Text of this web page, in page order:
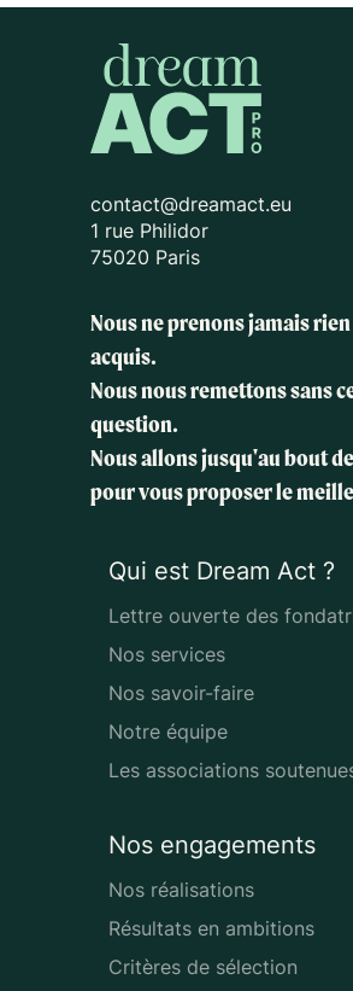
contact@dreamact.eu
1 rue Philidor
75020 Paris
Nous ne prenons jamais
acquis.
Nous nous remettons sans
question.
Nous allons jusqu'au bout
pour vous proposer le
Qui est Dream Act ?
Lettre ouverte des
Nos services
Nos savoir-faire
Notre équipe
Les associations
Nos engagements
Nos réalisations
Résultats en ambitions
Critères de sélection